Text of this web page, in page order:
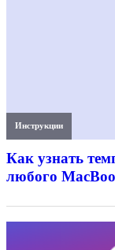
Инструкции
Как узнать
любого